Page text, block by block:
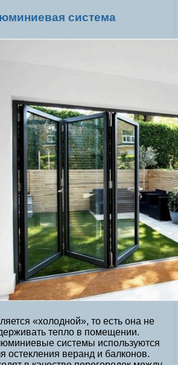
система
«холодной», то есть она не
тепло в помещении.
системы используются
остекления веранд и балконов.